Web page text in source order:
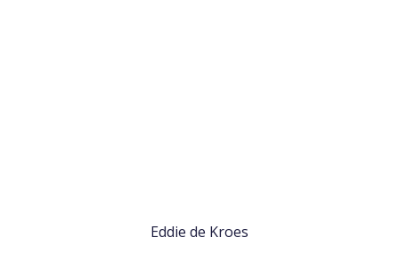
Eddie de Kroes